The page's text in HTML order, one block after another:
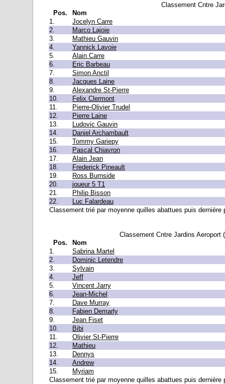
Classement Cntre
Pos.
Nom
1.
Jocelyn Carre
2.
Marco Lajoie
3.
Mathieu Gauvin
4.
Yannick Lavoie
5.
Alain Carre
6.
Eric Barbeau
7.
Simon Anctil
8.
Jacques Laine
9.
Alexandre St-Pierre
10.
Felix Clermont
11.
Pierre-Olivier Trudel
12.
Pierre Laine
13.
Ludovic Gauvin
14.
Daniel Archambault
15.
Tommy Gariepy
16.
Pascal Chiavron
17.
Alain Jean
18.
Frederick Pineault
19.
Ross Burnside
20.
joueur 5 T1
21.
Philip Bisson
22.
Luc Falardeau
Classement trié par moyenne quilles abattues puis
Classement Cntre Jardins
Pos.
Nom
1.
Sabrina Martel
2.
Dominic Letendre
3.
Sylvain
4.
Jeff
5.
Vincent Jarry
6.
Jean-Michel
7.
Dave Murray
8.
Fabien Demarly
9.
Jean Fiset
10.
Bibi
11.
Olivier St-Pierre
12.
Mathieu
13.
Dennys
14.
Andrew
15.
Myriam
Classement trié par moyenne quilles abattues puis